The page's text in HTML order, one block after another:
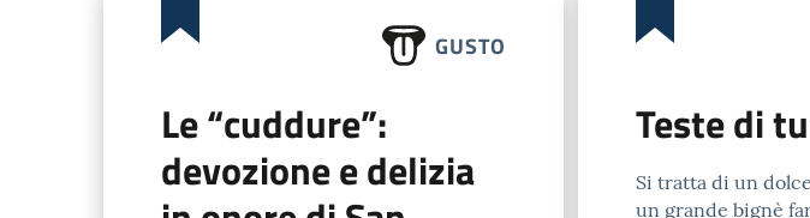
GUSTO
Le “cuddure”:
devozione e delizia
Teste di
Si tratta di un
un grande bignè